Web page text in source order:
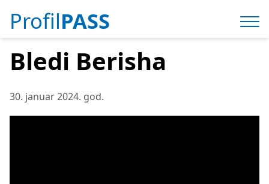
ProfilPASS
Bledi Berisha
30. januar 2024. god.